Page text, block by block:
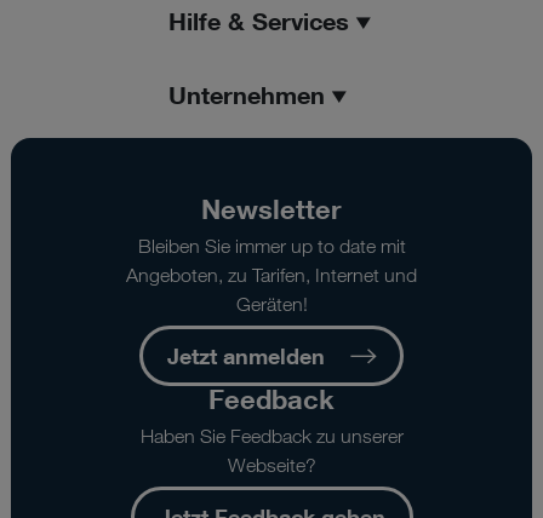
Hilfe & Services
Unternehmen
Newsletter
Bleiben Sie immer up to date mit
Angeboten, zu Tarifen, Internet und
Geräten!
Jetzt anmelden
Feedback
Haben Sie Feedback zu unserer
Webseite?